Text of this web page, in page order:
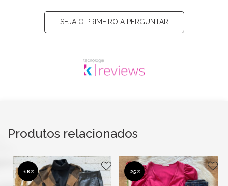
SEJA O PRIMEIRO A PERGUNTAR
Produtos relacionados
-18% -25%